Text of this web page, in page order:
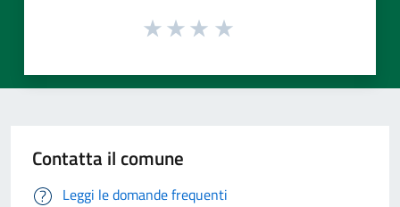
Contatta il comune
Leggi le domande frequenti